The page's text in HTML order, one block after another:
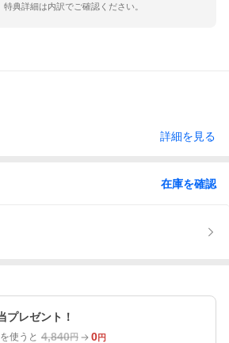
典詳細は内訳でご確認ください。
詳細を見る
在庫を確認
プレゼント！
使うと 4,840円 0円